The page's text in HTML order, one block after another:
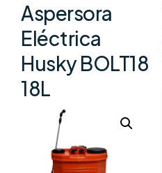
Aspersora
Eléctrica
Husky BOLT18
18L